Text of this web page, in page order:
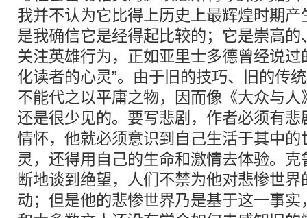
我并不认为它比得上历史上最辉煌时期
是我确信它是经得起比较的；它是崇高
关注英雄行为，正如亚里士多德曾经说过
化读者的心灵”。由于旧的技巧、旧的传
不能代之以平庸之物，因而像《大众与
还是很少见的。要写悲剧，作者必须有
情怀，他就必须意识到自己生活于其中
灵，还得用自己的生命和激情去体验。
断地谈到绝望，人们不禁为他对悲惨世
动；但是他的悲惨世界乃是基于这一事